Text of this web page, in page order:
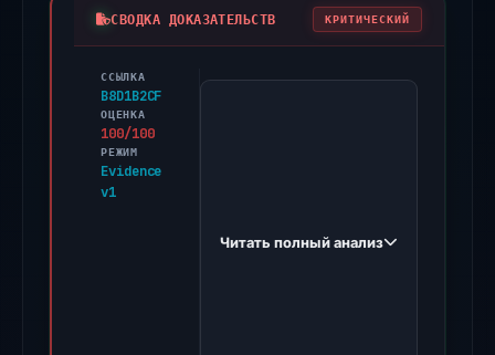
СВОДКА ДОКАЗАТЕЛЬСТВ КРИТИЧЕСКИЙ
ССЫЛКА
B8D1B2CF
ОЦЕНКА
100/100
РЕЖИМ
Evidence
v1
PhishDestroy
26,Читать полный анализ